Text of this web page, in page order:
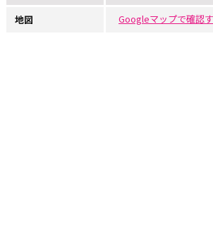
地図 Googleマップで確認